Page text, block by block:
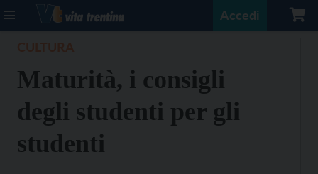
Accedi
Maturità, i consigli
degli studenti per gli
studenti